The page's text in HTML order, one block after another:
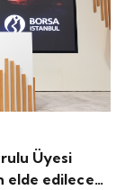
Üyesi
elde edilecek